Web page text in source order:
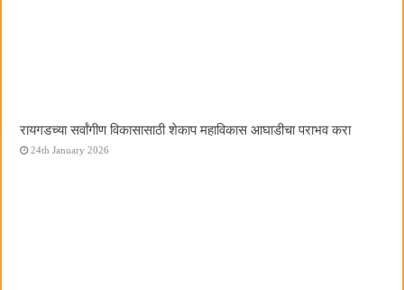
रायगडच्या सर्वांगीण विकासासाठी शेकाप महाविकास आघाडीचा पराभव करा
24th January 2026